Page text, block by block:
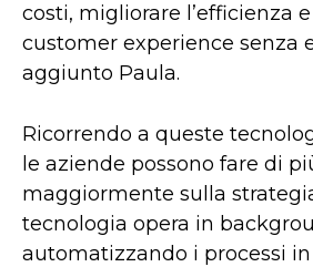
costi, migliorare l’efficienza
customer experience senza
aggiunto Paula.
Ricorrendo a queste
le aziende possono fare di
maggiormente sulla
tecnologia opera in
automatizzando i processi